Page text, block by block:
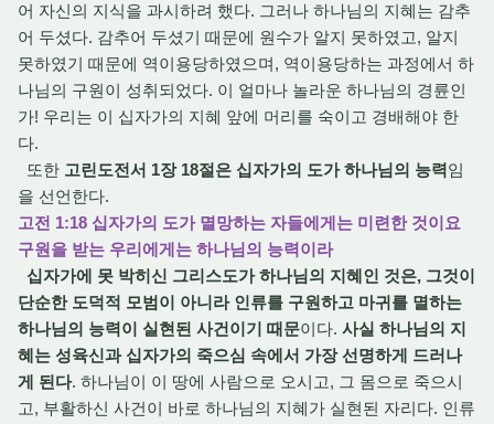
어 자신의 지식을 과시하려 했다. 그러나 하나님의 지혜는 감추
어 두셨다. 감추어 두셨기 때문에 원수가 알지 못하였고, 알지
못하였기 때문에 역이용당하였으며, 역이용당하는 과정에서 하
나님의 구원이 성취되었다. 이 얼마나 놀라운 하나님의 경륜인
가! 우리는 이 십자가의 지혜 앞에 머리를 숙이고 경배해야 한
다.
또한 고린도전서 1장 18절은 십자가의 도가 하나님의 능력임
을 선언한다.
고전 1:18 십자가의 도가 멸망하는 자들에게는 미련한 것이요
구원을 받는 우리에게는 하나님의 능력이라
십자가에 못 박히신 그리스도가 하나님의 지혜인 것은, 그것이
단순한 도덕적 모범이 아니라 인류를 구원하고 마귀를 멸하는
하나님의 능력이 실현된 사건이기 때문이다. 사실 하나님의 지
혜는 성육신과 십자가의 죽으심 속에서 가장 선명하게 드러나
게 된다. 하나님이 이 땅에 사람으로 오시고, 그 몸으로 죽으시
고, 부활하신 사건이 바로 하나님의 지혜가 실현된 자리다. 인류